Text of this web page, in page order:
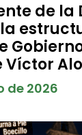
de la
de 2026